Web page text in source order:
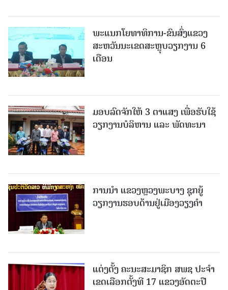
ພະແນກໂຍທາທິການ-ຂົນສົ່ງແຂວງ
ສະຫວັນນະເຂດສະຫຼຸບວຽກງານ 6
ເດືອນ
ມອບລົດຈັກໃຫ້ 3 ຕາແສງ ເພື່ອຮັບໃຊ້
ວຽກງານບໍລິຫານ ແລະ ພັດທະນາ
ການນຳ ແຂວງຫຼວງພະບາງ ຊຸກຍູ້
ວຽກງານຮອບດ້ານຢູ່ເມືອງວຽງຄໍາ
ແຕ່ງຕັ້ງ ຄະນະສະມາຊິກ ສພຊ ປະຈຳ
ເຂດເລືອກຕັ້ງທີ 17 ແຂວງອັດຕະປື